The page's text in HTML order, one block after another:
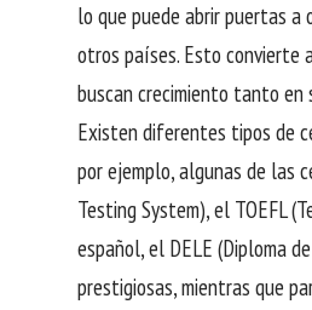
lo que puede abrir puertas a
otros países. Esto convierte
buscan crecimiento tanto en
Existen diferentes tipos de
por ejemplo, algunas de las
Testing System), el TOEFL
español, el DELE (Diploma
prestigiosas, mientras que